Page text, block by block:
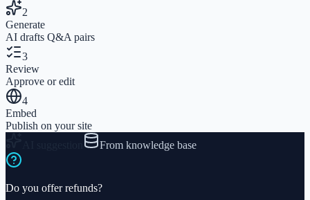
2
Generate
AI drafts Q&A pairs
3
Review
Approve or edit
4
Embed
Publish on your site
From knowledge base
Do you offer refunds?